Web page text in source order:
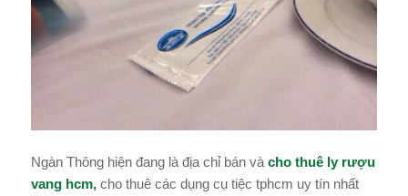
Ngàn Thông hiện đang là địa chỉ bán và cho thuê ly rượu
vang hcm,cho thuê các dụng cụ tiệc tphcm uy tín nhất